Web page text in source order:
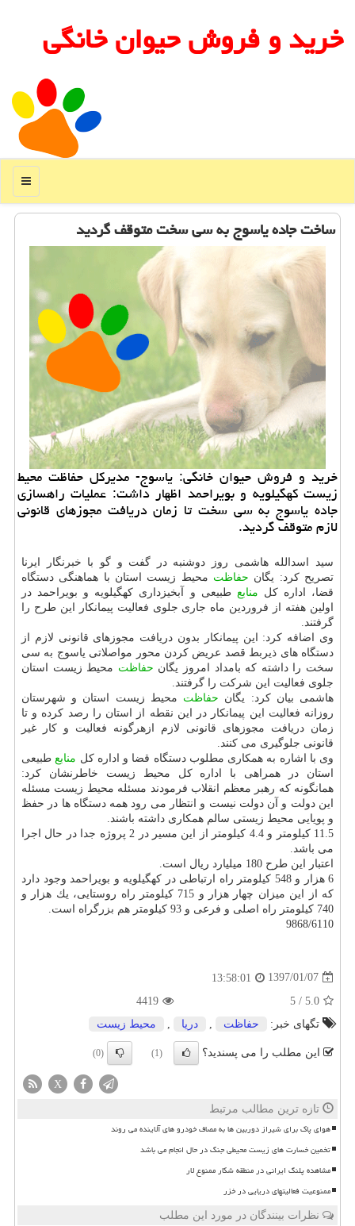
خرید و فروش حیوان خانگی
منو
ساخت جاده یاسوج به سی سخت متوقف گردید
خرید و فروش حیوان خانگی: یاسوج- مدیركل حفاظت محیط
زیست كهگیلویه و بویراحمد اظهار داشت: عملیات راهسازی
جاده یاسوج به سی سخت تا زمان دریافت مجوزهای قانونی
لازم متوقف گردید.
سید اسدالله هاشمی روز دوشنبه در گفت و گو با خبرنگار ایرنا
تصریح كرد: یگان حفاظت محیط زیست استان با هماهنگی دستگاه
قضا، اداره كل منابع طبیعی و آبخیزداری كهگیلویه و بویراحمد در
اولین هفته از فروردین ماه جاری جلوی فعالیت پیمانكار این طرح را
گرفتند.
وی اضافه كرد: این پیمانكار بدون دریافت مجوزهای قانونی لازم از
دستگاه های ذیربط قصد عریض كردن محور مواصلاتی یاسوج به سی
سخت را داشته كه بامداد امروز یگان حفاظت محیط زیست استان
جلوی فعالیت این شركت را گرفتند.
هاشمی بیان كرد: یگان حفاظت محیط زیست استان و شهرستان
روزانه فعالیت این پیمانكار در این نقطه از استان را رصد كرده و تا
زمان دریافت مجوزهای قانونی لازم ازهرگونه فعالیت و كار غیر
قانونی جلوگیری می كنند.
وی با اشاره به همكاری مطلوب دستگاه قضا و اداره كل منابع طبیعی
استان در همراهی با اداره كل محیط زیست خاطرنشان كرد:
همانگونه كه رهبر معظم انقلاب فرمودند مسئله محیط زیست مسئله
این دولت و آن دولت نیست و انتظار می رود همه دستگاه ها در حفظ
و پویایی محیط زیستی سالم همكاری داشته باشند.
11.5 كیلومتر و 4.4 كیلومتر از این مسیر در 2 پروژه جدا در حال اجرا
می باشد.
اعتبار این طرح 180 میلیارد ریال است.
6 هزار و 548 كیلومتر راه ارتباطی در كهگیلویه و بویراحمد وجود دارد
كه از این میزان چهار هزار و 715 كیلومتر راه روستایی، یك هزار و
740 كیلومتر راه اصلی و فرعی و 93 كیلومتر هم بزرگراه است.
9868/6110
1397/01/07
13:58:01
5.0
/
5
4419
تگهای خبر:
حفاظت دریا محیط زیست
این مطلب را می پسندید؟ (1)
(0)
X
تازه ترین مطالب مرتبط
هوای پاک برای شیراز دوربین ها به مصاف خودرو های آلاینده می روند
تخمین خسارت های زیست محیطی جنگ در حال انجام می باشد
مشاهده پلنگ ایرانی در منطقه شکار ممنوع لار
ممنوعیت فعالیتهای دریایی در خزر
نظرات بینندگان در مورد این مطلب